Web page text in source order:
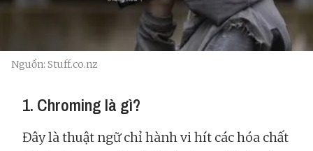
Nguồn: Stuff.co.nz
1. Chroming là gì?
Đây là thuật ngữ chỉ hành vi hít các hóa chất